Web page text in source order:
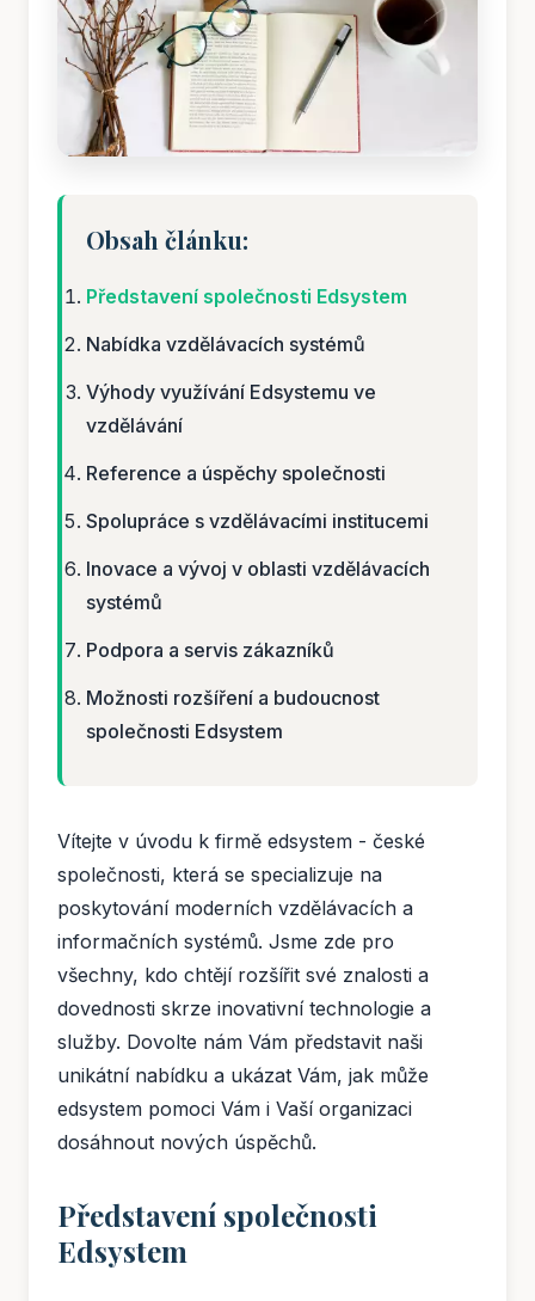
Obsah článku:
Představení společnosti Edsystem
Nabídka vzdělávacích systémů
Výhody využívání Edsystemu ve
vzdělávání
Reference a úspěchy společnosti
Spolupráce s vzdělávacími institucemi
Inovace a vývoj v oblasti vzdělávacích
systémů
Podpora a servis zákazníků
Možnosti rozšíření a budoucnost
společnosti Edsystem
Vítejte v úvodu k firmě edsystem - české
společnosti, která se specializuje na
poskytování moderních vzdělávacích a
informačních systémů. Jsme zde pro
všechny, kdo chtějí rozšířit své znalosti a
dovednosti skrze inovativní technologie a
služby. Dovolte nám Vám představit naši
unikátní nabídku a ukázat Vám, jak může
edsystem pomoci Vám i Vaší organizaci
dosáhnout nových úspěchů.
Představení společnosti
Edsystem